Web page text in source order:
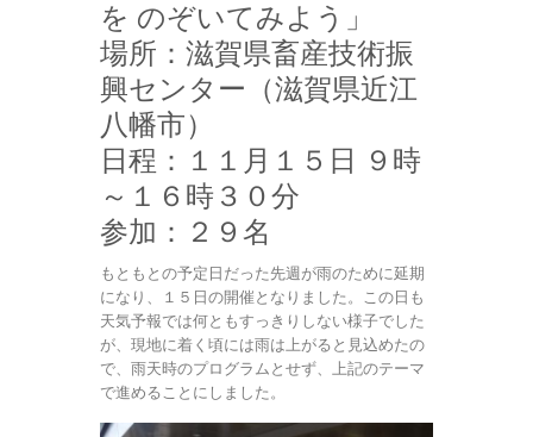
を のぞいてみよう」
場所：滋賀県畜産技術振
興センター（滋賀県近江
八幡市）
日程：１１月１５日 ９時
～１６時３０分
参加：２９名
もともとの予定日だった先週が雨のために延期
になり、１５日の開催となりました。この日も
天気予報では何ともすっきりしない様子でした
が、現地に着く頃には雨は上がると見込めたの
で、雨天時のプログラムとせず、上記のテーマ
で進めることにしました。